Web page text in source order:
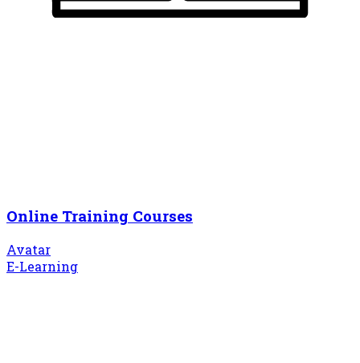
Online Training Courses
Avatar
E-Learning